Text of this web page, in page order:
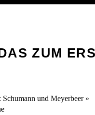
ZUM
und Meyerbeer »